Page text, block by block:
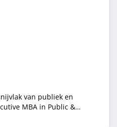
van publiek en
MBA in Public &